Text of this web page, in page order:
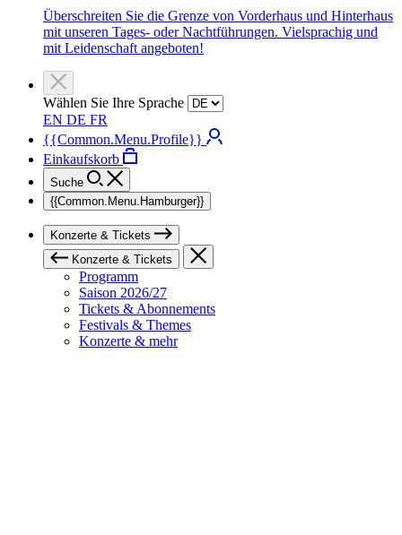
Überschreiten Sie die Grenze von Vorderhaus und Hinterhaus
mit unseren Tages- oder Nachtführungen. Vielsprachig und
mit Leidenschaft angeboten!
Wählen Sie Ihre Sprache
EN DE FR
{{Common.Menu.Profile}}
Einkaufskorb
Suche
{{Common.Menu.Hamburger}}
Konzerte & Tickets
Konzerte & Tickets
Programm
Saison 2026/27
Tickets & Abonnements
Festivals & Themes
Konzerte & mehr